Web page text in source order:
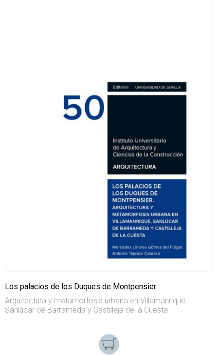
Los palacios de los Duques de Montpensier
Arquitectura y metamorfosis urbana en Villamanrique,
Sanlúcar de Barrameda y Castilleja de la Cuesta